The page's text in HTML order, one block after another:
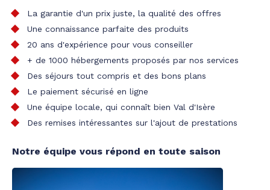
La garantie d'un prix juste, la qualité des offres
Une connaissance parfaite des produits
20 ans d'expérience pour vous conseiller
+ de 1000 hébergements proposés par nos services
Des séjours tout compris et des bons plans
Le paiement sécurisé en ligne
Une équipe locale, qui connaît bien Val d'Isère
Des remises intéressantes sur l'ajout de prestations
Notre équipe vous répond en toute saison